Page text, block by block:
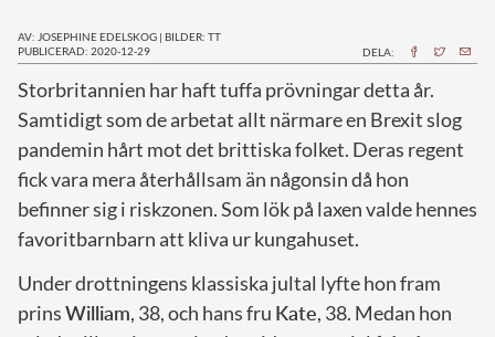
AV: JOSEPHINE EDELSKOG | BILDER: TT
PUBLICERAD: 2020-12-29
DELA:
Storbritannien har haft tuffa prövningar detta år.
Samtidigt som de arbetat allt närmare en Brexit slog
pandemin hårt mot det brittiska folket. Deras regent
fick vara mera återhållsam än någonsin då hon
befinner sig i riskzonen. Som lök på laxen valde hennes
favoritbarnbarn att kliva ur kungahuset.
Under drottningens klassiska jultal lyfte hon fram
prinsWilliam, 38, och hans fru Kate, 38. Medan hon